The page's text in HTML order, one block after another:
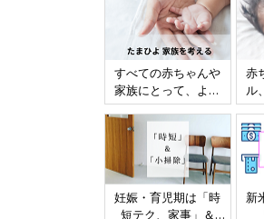
すべての赤ちゃんや
家族にとって、より
よい社会・環境とな
ることをめざしてさ
まざまな課題を取材
し、発信していきま
す
赤
ル
妊娠・育児期は「時
短テク、家事」＆
新